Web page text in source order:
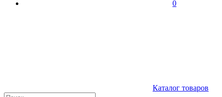
0
Каталог товаров